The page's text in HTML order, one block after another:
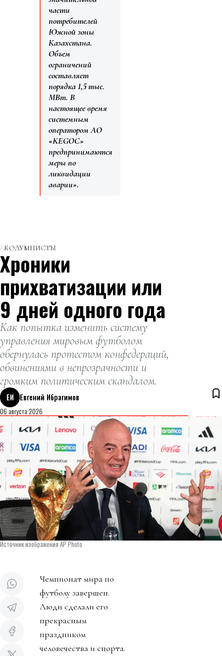
части
потребителей
Южной зоны
Казахстана.
Объем
ограничений
составляет
порядка 1,5 тыс.
МВт. В
настоящее время
системным
оператором АО
«KEGOC»
предпринимаются
меры по
ликвидации
аварии».
КОЛУМНИСТЫ
Хроники
прихватизации или
9 дней одного года
Как попытка изменить систему
управления мировым футболом
обернулась протестом конфедераций,
обвинениями в непрозрачности и
громким политическим скандалом.
ЕИ
Евгений Ибрагимов
06 августа 2026
Источник изображения AP Photo
Чемпионат мира по
футболу завершен.
Люди сделали его
прекрасным
праздником
человечества и спорта.